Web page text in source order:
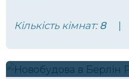
Кількість кімнат:8